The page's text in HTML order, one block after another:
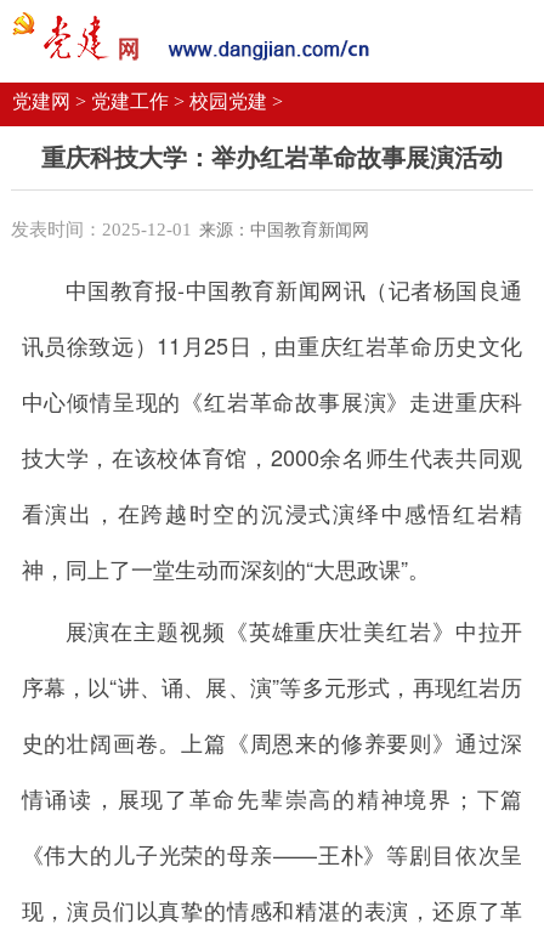
党建要闻
机关党建
校园党建 企业党建
党建网 > 党建工作 > 校园党建 >
重庆科技大学：举办红岩革命故事展演活动
发表时间：2025-12-01 来源：中国教育新闻网
中国教育报-中国教育新闻网讯（记者杨国良通
讯员徐致远） 11月25日，由重庆红岩革命历史文化
中心倾情呈现的《红岩革命故事展演》走进重庆科
技大学，在该校体育馆，2000余名师生代表共同观
看演出，在跨越时空的沉浸式演绎中感悟红岩精
神，同上了一堂生动而深刻的“大思政课”。
展演在主题视频《英雄重庆壮美红岩》中拉开
序幕，以“讲、诵、展、演”等多元形式，再现红岩历
史的壮阔画卷。上篇《周恩来的修养要则》通过深
情诵读，展现了革命先辈崇高的精神境界；下篇
《伟大的儿子光荣的母亲——王朴》等剧目依次呈
现，演员们以真挚的情感和精湛的表演，还原了革